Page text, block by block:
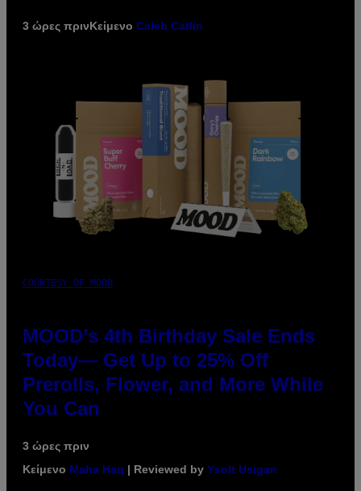
3 ώρες πρινΚείμενο Caleb Catlin
COURTESY OF MOOD
MOOD’s 4th Birthday Sale Ends
Today— Get Up to 25% Off
Prerolls, Flower, and More While
You Can
3 ώρες πριν
Κείμενο Maha Haq | Reviewed by Ysolt Usigan